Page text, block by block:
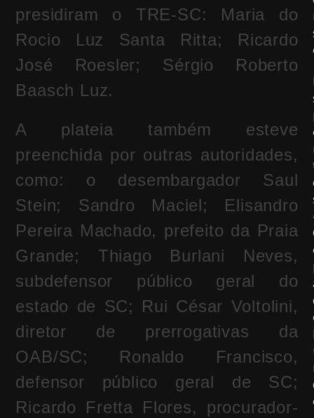
presidiram o TRE-SC: Maria do
Rocio Luz Santa Ritta; Ricardo
José Roesler; Sérgio Roberto
Baasch Luz.
A plateia também esteve
preenchida por outras autoridades,
como: o desembargador Saul
Stein; Sandro Maciel; Elisandro
Pereira Machado, prefeito da Praia
Grande; Thiago Burlani Neves,
subdefensor público geral do
estado de SC; Rui César Voltolini,
diretor de prerrogativas da
OAB/SC; Ronaldo Francisco,
defensor público geral de SC;
Ricardo Fretta Flores, procurador-